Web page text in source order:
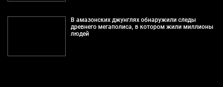
В амазонских джунглях обнаружили следы
древнего мегаполиса, в котором жили миллионы
людей